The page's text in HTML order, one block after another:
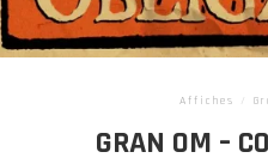
Affiches
GRAN OM –